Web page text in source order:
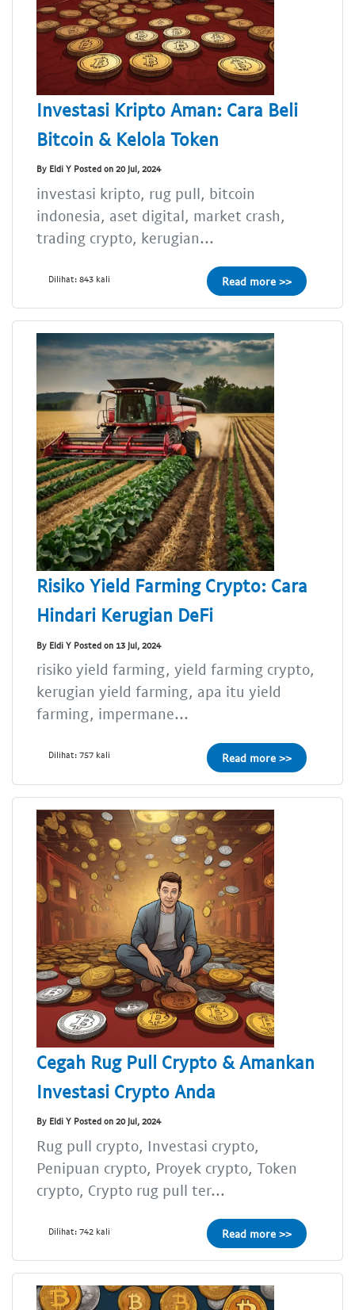
Investasi Kripto Aman: Cara Beli
Bitcoin & Kelola Token
By Eldi Y Posted on 20 Jul, 2024
investasi kripto, rug pull, bitcoin
indonesia, aset digital, market crash,
trading crypto, kerugian...
Dilihat: 843 kali Read more >>
Risiko Yield Farming Crypto: Cara
Hindari Kerugian DeFi
By Eldi Y Posted on 13 Jul, 2024
risiko yield farming, yield farming crypto,
kerugian yield farming, apa itu yield
farming, impermane...
Dilihat: 757 kali Read more >>
Cegah Rug Pull Crypto & Amankan
Investasi Crypto Anda
By Eldi Y Posted on 20 Jul, 2024
Rug pull crypto, Investasi crypto,
Penipuan crypto, Proyek crypto, Token
crypto, Crypto rug pull ter...
Dilihat: 742 kali Read more >>